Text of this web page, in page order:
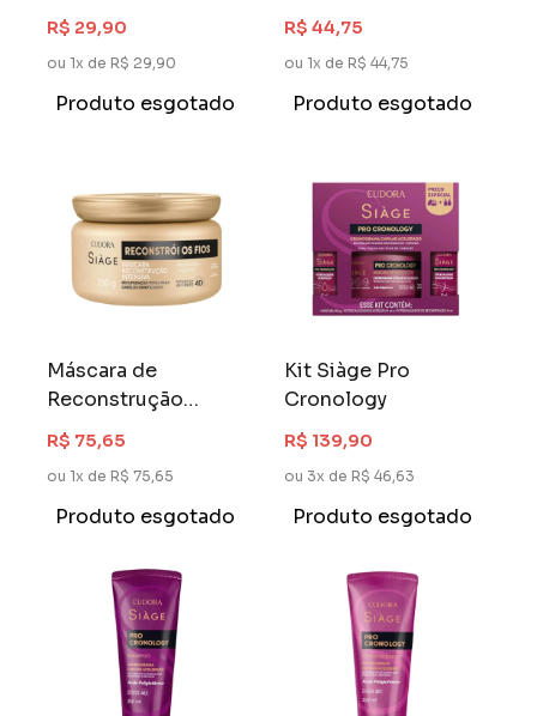
Acelera o
Crescimento
R$ 29,90
ou 1x de R$ 29,90
Produto esgotado
Reconstrói os Fios
R$ 44,75
ou 1x de R$ 44,75
Produto esgotado
Máscara de
Reconstrução
Siàge 250 gr
Reconstrói os Fios
R$ 75,65
ou 1x de R$ 75,65
Produto esgotado
Kit Siàge Pro
Cronology
R$ 139,90
ou 3x de R$ 46,63
Produto esgotado